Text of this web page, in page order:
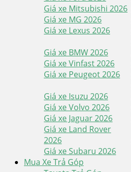
Giá xe Mitsubishi 2026
Giá xe MG 2026
Giá xe Lexus 2026
Giá xe BMW 2026
Giá xe Vinfast 2026
Giá xe Peugeot 2026
Giá xe Isuzu 2026
Giá xe Volvo 2026
Giá xe Jaguar 2026
Giá xe Land Rover
2026
Giá xe Subaru 2026
Mua Xe Trả Góp